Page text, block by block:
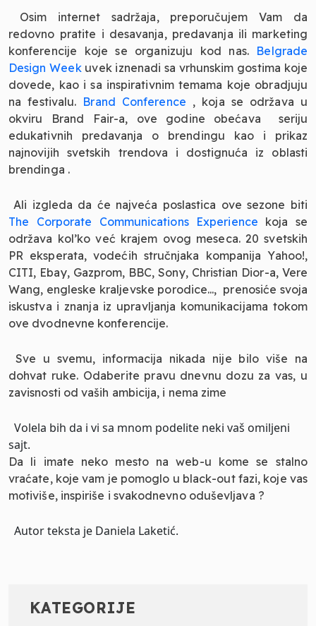
Osim internet sadržaja, preporučujem Vam da
redovno pratite i desavanja, predavanja ili marketing
konferencije koje se organizuju kod nas. Belgrade
Design Weekuvek iznenadi sa vrhunskim gostima koje
dovede, kao i sa inspirativnim temama koje obradjuju
na festivalu. Brand Conference , koja se održava u
okviru Brand Fair-a, ove godine obećava seriju
edukativnih predavanja o brendingu kao i prikaz
najnovijih svetskih trendova i dostignuća iz oblasti
brendinga .
Ali izgleda da će najveća poslastica ove sezone biti
The Corporate Communications Experience koja se
održava kol’ko već krajem ovog meseca. 20 svetskih
PR eksperata, vodećih stručnjaka kompanija Yahoo!,
CITI, Ebay, Gazprom, BBC, Sony, Christian Dior-a, Vere
Wang, engleske kraljevske porodice..., prenosiće svoja
iskustva i znanja iz upravljanja komunikacijama tokom
ove dvodnevne konferencije.
Sve u svemu, informacija nikada nije bilo više na
dohvat ruke. Odaberite pravu dnevnu dozu za vas, u
zavisnosti od vaših ambicija, i nema zime
Volela bih da i vi sa mnom podelite neki vaš omiljeni
sajt.
Da li imate neko mesto na web-u kome se stalno
vraćate, koje vam je pomoglo u black-out fazi, koje vas
motiviše, inspiriše i svakodnevno oduševljava ?
Autor teksta je Daniela Laketić.
KATEGORIJE